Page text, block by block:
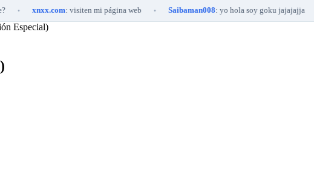
xnxx.com: visiten mi página web • Saibaman008: yo hola soy goku jajajajja •
Especial)